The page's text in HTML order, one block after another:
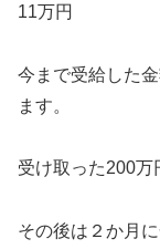
11万円
今まで受給した
ます。
受け取った200万
その後は２か月